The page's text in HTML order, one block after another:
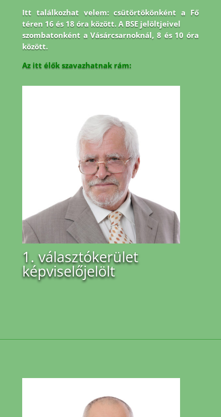
Itt találkozhat velem: csütörtökönként a Fő
téren 16 és 18 óra között. A BSE jelöltjeivel
szombatonként a Vásárcsarnoknál, 8 és 10 óra
között.
Az itt élők szavazhatnak rám:
1. választókerület
képviselőjelölt